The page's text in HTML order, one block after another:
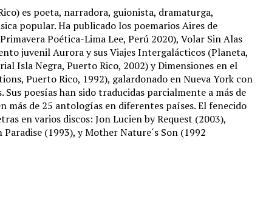
es poeta, narradora, guionista, dramaturga,
popular. Ha publicado los poemarios Aires de
Poética-Lima Lee, Perú 2020), Volar Sin Alas
juvenil Aurora y sus Viajes Intergalácticos (Planeta,
Isla Negra, Puerto Rico, 2002) y Dimensiones en el
Puerto Rico, 1992), galardonado en Nueva York con
Sus poesías han sido traducidas parcialmente a más de
más de 25 antologías en diferentes países. El fenecido
en varios discos: Jon Lucien by Request (2003),
(1993), y Mother Nature´s Son (1992